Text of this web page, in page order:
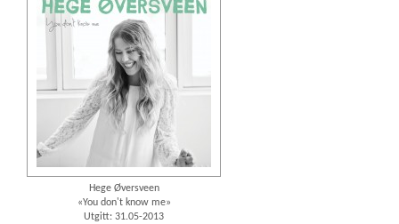
Hege Øversveen
«You don't know me»
Utgitt: 31.05-2013